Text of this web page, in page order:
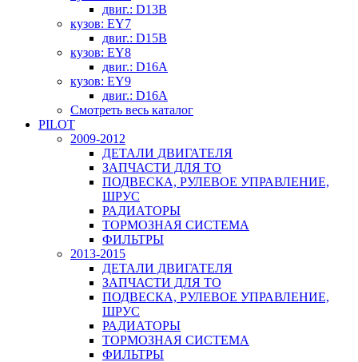
двиг.: D13B
кузов: EY7
двиг.: D15B
кузов: EY8
двиг.: D16A
кузов: EY9
двиг.: D16A
Смотреть весь каталог
PILOT
2009-2012
ДЕТАЛИ ДВИГАТЕЛЯ
ЗАПЧАСТИ ДЛЯ ТО
ПОДВЕСКА, РУЛЕВОЕ УПРАВЛЕНИЕ,
ШРУС
РАДИАТОРЫ
ТОРМОЗНАЯ СИСТЕМА
ФИЛЬТРЫ
2013-2015
ДЕТАЛИ ДВИГАТЕЛЯ
ЗАПЧАСТИ ДЛЯ ТО
ПОДВЕСКА, РУЛЕВОЕ УПРАВЛЕНИЕ,
ШРУС
РАДИАТОРЫ
ТОРМОЗНАЯ СИСТЕМА
ФИЛЬТРЫ